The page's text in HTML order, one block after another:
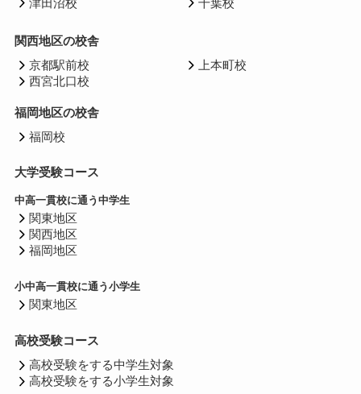
津田沼校
千葉校
関西地区の校舎
京都駅前校
西宮北口校
上本町校
福岡地区の校舎
福岡校
大学受験コース
中高一貫校に通う中学生
関東地区
関西地区
福岡地区
小中高一貫校に通う小学生
関東地区
高校受験コース
高校受験をする中学生対象
高校受験をする小学生対象